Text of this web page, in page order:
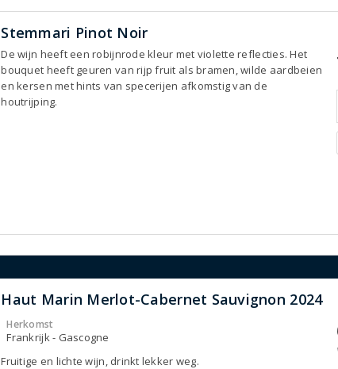
Stemmari Pinot Noir
De wijn heeft een robijnrode kleur met violette reflecties. Het
bouquet heeft geuren van rijp fruit als bramen, wilde aardbeien
en kersen met hints van specerijen afkomstig van de
houtrijping.
Haut Marin Merlot-Cabernet Sauvignon 2024
Herkomst
Frankrijk - Gascogne
Fruitige en lichte wijn, drinkt lekker weg.